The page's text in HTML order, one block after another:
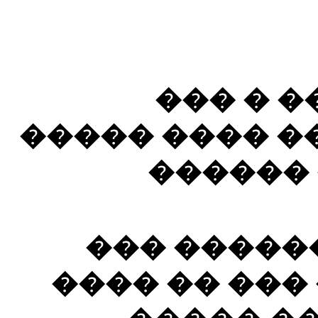
) ��� �
������� ��
�����ǡ
"���� ���
�����ɡ ���